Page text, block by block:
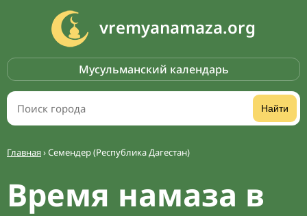
vremyanamaza.org
Мусульманский календарь
Найти
Главная›Семендер (Республика Дагестан)
Время намаза в